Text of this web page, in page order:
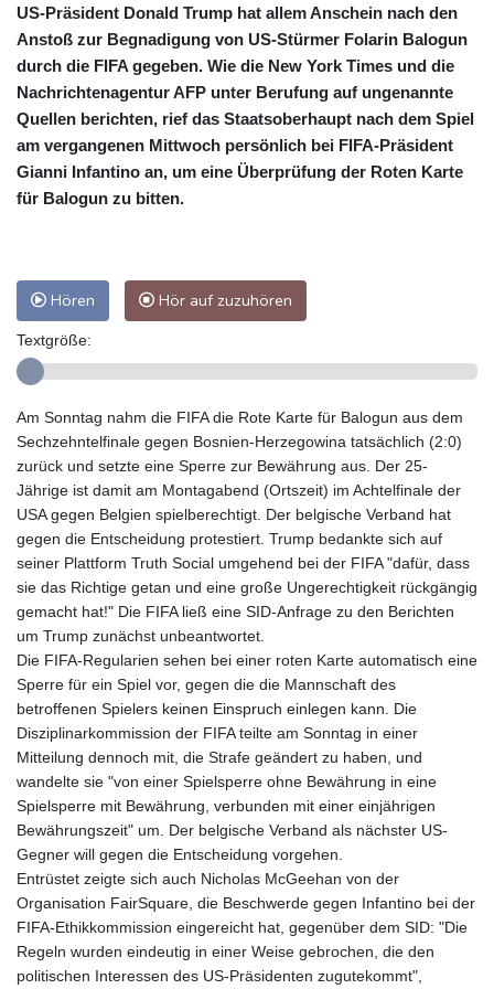
US-Präsident Donald Trump hat allem Anschein nach den
Anstoß zur Begnadigung von US-Stürmer Folarin Balogun
durch die FIFA gegeben. Wie die New York Times und die
Nachrichtenagentur AFP unter Berufung auf ungenannte
Quellen berichten, rief das Staatsoberhaupt nach dem Spiel
am vergangenen Mittwoch persönlich bei FIFA-Präsident
Gianni Infantino an, um eine Überprüfung der Roten Karte
für Balogun zu bitten.
Hören Hör auf zuzuhören
Textgröße:
Am Sonntag nahm die FIFA die Rote Karte für Balogun aus dem
Sechzehntelfinale gegen Bosnien-Herzegowina tatsächlich (2:0)
zurück und setzte eine Sperre zur Bewährung aus. Der 25-
Jährige ist damit am Montagabend (Ortszeit) im Achtelfinale der
USA gegen Belgien spielberechtigt. Der belgische Verband hat
gegen die Entscheidung protestiert. Trump bedankte sich auf
seiner Plattform Truth Social umgehend bei der FIFA "dafür, dass
sie das Richtige getan und eine große Ungerechtigkeit rückgängig
gemacht hat!" Die FIFA ließ eine SID-Anfrage zu den Berichten
um Trump zunächst unbeantwortet.
Die FIFA-Regularien sehen bei einer roten Karte automatisch eine
Sperre für ein Spiel vor, gegen die die Mannschaft des
betroffenen Spielers keinen Einspruch einlegen kann. Die
Disziplinarkommission der FIFA teilte am Sonntag in einer
Mitteilung dennoch mit, die Strafe geändert zu haben, und
wandelte sie "von einer Spielsperre ohne Bewährung in eine
Spielsperre mit Bewährung, verbunden mit einer einjährigen
Bewährungszeit" um. Der belgische Verband als nächster US-
Gegner will gegen die Entscheidung vorgehen.
Entrüstet zeigte sich auch Nicholas McGeehan von der
Organisation FairSquare, die Beschwerde gegen Infantino bei der
FIFA-Ethikkommission eingereicht hat, gegenüber dem SID: "Die
Regeln wurden eindeutig in einer Weise gebrochen, die den
politischen Interessen des US-Präsidenten zugutekommt",